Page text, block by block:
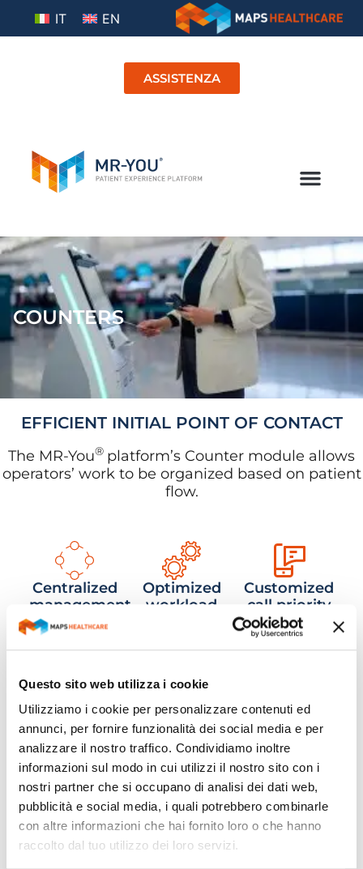
Questo sito web utilizza i cookie
Utilizziamo i cookie per personalizzare contenuti ed
annunci, per fornire funzionalità dei social media e per
analizzare il nostro traffico. Condividiamo inoltre
informazioni sul modo in cui utilizzi il nostro sito con i
nostri partner che si occupano di analisi dei dati web,
pubblicità e social media, i quali potrebbero combinarle
con altre informazioni che hai fornito loro o che hanno
raccolto dal tuo utilizzo dei loro servizi.
IT EN
ASSISTENZA
COUNTERS
EFFICIENT INITIAL POINT OF CONTACT
The MR-You® platform’s Counter module allows
operators’ work to be organized based on patient
flow.
Centralized
management
of
multiservice
counters
Optimized
workload
Customized
call priority
settings